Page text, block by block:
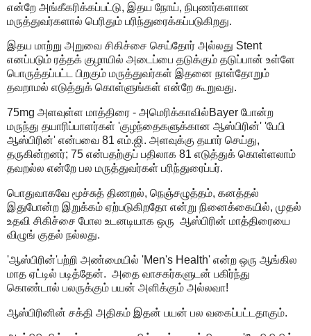
என்றே அங்கீகரிக்கப்பட்டு, இதய நோய், நிபுணர்களான
மருத்துவர்களால் பெரிதும் பரிந்துரைக்கப்படுகிறது.
இதய மாற்று அறுவை சிகிச்சை செய்தோர் அல்லது Stent
எனப்படும் ரத்தக் குழாயில் அடைப்பை தடுக்கும் தடுப்பான் உள்ளே
பொருத்தப்பட்ட பிறகும் மருத்துவர்கள் இதனை நாள்தோறும்
தவறாமல் எடுத்துக் கொள்ளுங்கள் என்றே கூறுவது.
75mg அளவுள்ள மாத்திரை - அமெரிக்காவில்Bayer போன்ற
மருந்து தயாரிப்பாளர்கள் 'குழந்தைகளுக்கான ஆஸ்பிரின்' 'பேபி
ஆஸ்பிரின்' என்பவை 81 எம்.ஜி. அளவுக்கு தயார் செய்து,
தருகின்றனர்; 75 என்பதற்குப் பதிலாக 81 எடுத்துக் கொள்ளலாம்
தவறல்ல என்றே பல மருத்துவர்கள் பரிந்துரைப்பர்.
பொதுவாகவே மூச்சுத் திணறல், நெஞ்சழுத்தம், கனத்தல்
இதுபோன்ற இறுக்கம் ஏற்படுகிறதோ என்று நினைக்கையில், முதல்
உதவி சிகிச்சை போல உடனடியாக ஒரு ஆஸ்பிரின் மாத்திரையை
விழுங் குதல் நல்லது.
'ஆஸ்பிரின்'பற்றி அண்மையில் 'Men's Health' என்ற ஒரு ஆங்கில
மாத ஏட்டில் படித்தேன். அதை வாசகர்களுடன் பகிர்ந்து
கொண்டால் பலருக்கும் பயன் அளிக்கும் அல்லவா!
ஆஸ்பிரினின் சக்தி அதிகம் இதன் பயன் பல வகைப்பட்டதாகும்.